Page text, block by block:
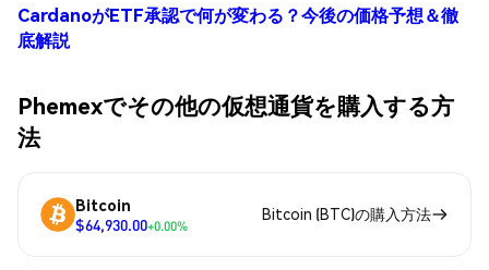
CardanoがETF承認で何が変わる？今後の価格予想＆徹
底解説
Phemexでその他の仮想通貨を購入する方
法
Bitcoin
$64,930.00+0.00%
Bitcoin (BTC)の購入方法